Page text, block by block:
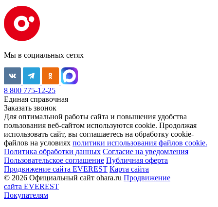
Мы в социальных сетях
8 800 775-12-25
Единая справочная
Заказать звонок
Для оптимальной работы сайта и повышения удобства
пользования веб-сайтом используются cookie. Продолжая
использовать сайт, вы соглашаетесь на обработку cookie-
файлов на условиях политики использования файлов cookie.
Политика обработки данных Согласие на уведомления
Пользовательское соглашение Публичная оферта
Продвижение сайта EVEREST Карта сайта
© 2026 Официальный сайт ohara.ru Продвижение
сайта EVEREST
Покупателям